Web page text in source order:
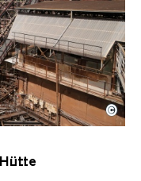
Hütte mit
Hütte | Karl
©